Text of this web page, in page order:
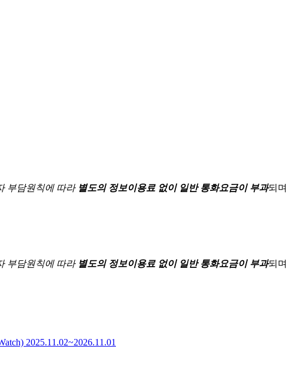
부담원칙에 따라 별도의 정보이용료 없이 일반 통화요금이 부과되며
부담원칙에 따라 별도의 정보이용료 없이 일반 통화요금이 부과되며